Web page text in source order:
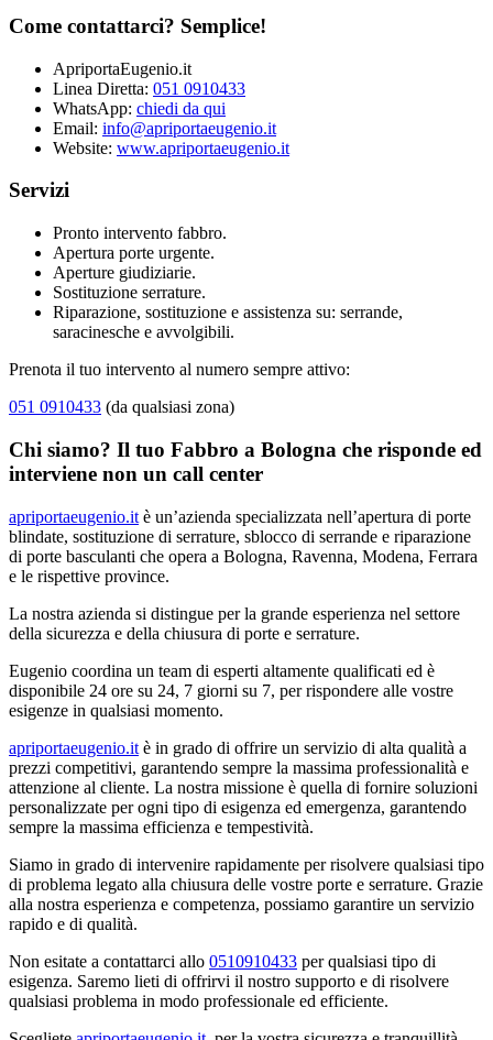
Come contattarci? Semplice!
ApriportaEugenio.it
Linea Diretta: 051 0910433
WhatsApp: chiedi da qui
Email: info@apriportaeugenio.it
Website: www.apriportaeugenio.it
Servizi
Pronto intervento fabbro.
Apertura porte urgente.
Aperture giudiziarie.
Sostituzione serrature.
Riparazione, sostituzione e assistenza su: serrande,
saracinesche e avvolgibili.
Prenota il tuo intervento al numero sempre attivo:
051 0910433 (da qualsiasi zona)
Chi siamo? Il tuo Fabbro a Bologna che risponde ed
interviene non un call center
apriportaeugenio.it è un’azienda specializzata nell’apertura di porte
blindate, sostituzione di serrature, sblocco di serrande e riparazione
di porte basculanti che opera a Bologna, Ravenna, Modena, Ferrara
e le rispettive province.
La nostra azienda si distingue per la grande esperienza nel settore
della sicurezza e della chiusura di porte e serrature.
Eugenio coordina un team di esperti altamente qualificati ed è
disponibile 24 ore su 24, 7 giorni su 7, per rispondere alle vostre
esigenze in qualsiasi momento.
apriportaeugenio.it è in grado di offrire un servizio di alta qualità a
prezzi competitivi, garantendo sempre la massima professionalità e
attenzione al cliente. La nostra missione è quella di fornire soluzioni
personalizzate per ogni tipo di esigenza ed emergenza, garantendo
sempre la massima efficienza e tempestività.
Siamo in grado di intervenire rapidamente per risolvere qualsiasi tipo
di problema legato alla chiusura delle vostre porte e serrature. Grazie
alla nostra esperienza e competenza, possiamo garantire un servizio
rapido e di qualità.
Non esitate a contattarci allo 0510910433 per qualsiasi tipo di
esigenza. Saremo lieti di offrirvi il nostro supporto e di risolvere
qualsiasi problema in modo professionale ed efficiente.